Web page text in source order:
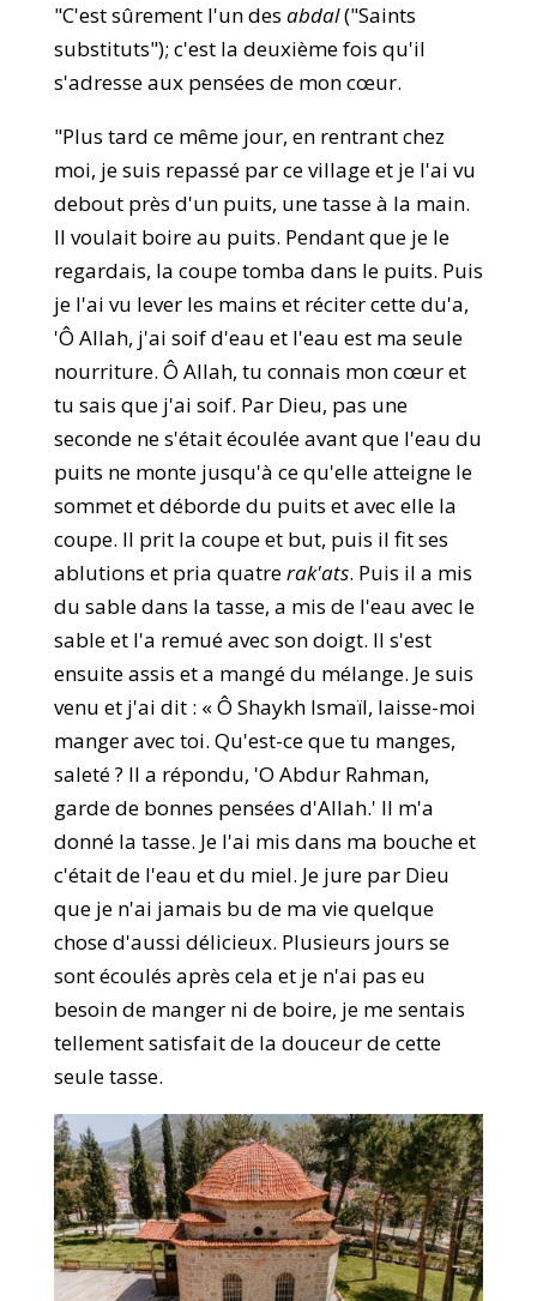
"C'est sûrement l'un des abdal("Saints
substituts"); c'est la deuxième fois qu'il
s'adresse aux pensées de mon cœur.
"Plus tard ce même jour, en rentrant chez
moi, je suis repassé par ce village et je l'ai vu
debout près d'un puits, une tasse à la main.
Il voulait boire au puits. Pendant que je le
regardais, la coupe tomba dans le puits. Puis
je l'ai vu lever les mains et réciter cette du'a,
'Ô Allah, j'ai soif d'eau et l'eau est ma seule
nourriture. Ô Allah, tu connais mon cœur et
tu sais que j'ai soif. Par Dieu, pas une
seconde ne s'était écoulée avant que l'eau du
puits ne monte jusqu'à ce qu'elle atteigne le
sommet et déborde du puits et avec elle la
coupe. Il prit la coupe et but, puis il fit ses
ablutions et pria quatrerak'ats. Puis il a mis
du sable dans la tasse, a mis de l'eau avec le
sable et l'a remué avec son doigt. Il s'est
ensuite assis et a mangé du mélange. Je suis
venu et j'ai dit : « Ô Shaykh Ismaïl, laisse-moi
manger avec toi. Qu'est-ce que tu manges,
saleté ? Il a répondu, 'O Abdur Rahman,
garde de bonnes pensées d'Allah.' Il m'a
donné la tasse. Je l'ai mis dans ma bouche et
c'était de l'eau et du miel. Je jure par Dieu
que je n'ai jamais bu de ma vie quelque
chose d'aussi délicieux. Plusieurs jours se
sont écoulés après cela et je n'ai pas eu
besoin de manger ni de boire, je me sentais
tellement satisfait de la douceur de cette
seule tasse.